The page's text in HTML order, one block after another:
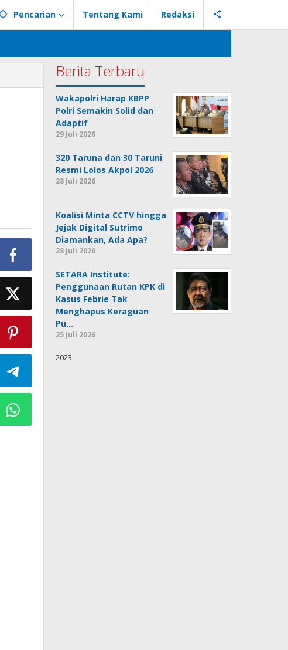
Pencarian Tentang Kami Redaksi
Berita Terbaru
Wakapolri Harap KBPP
Polri Semakin Solid dan
Adaptif
29 Juli 2026
320 Taruna dan 30 Taruni
Resmi Lolos Akpol 2026
28 Juli 2026
Koalisi Minta CCTV hingga
Jejak Digital Sutrimo
Diamankan, Ada Apa?
28 Juli 2026
SETARA Institute:
Penggunaan Rutan KPK di
Kasus Febrie Tak
Menghapus Keraguan
Pu…
25 Juli 2026
2023